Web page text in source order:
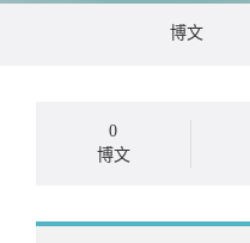
博文
0
博文